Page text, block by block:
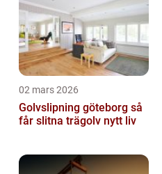
02 mars 2026
Golvslipning göteborg så
får slitna trägolv nytt liv